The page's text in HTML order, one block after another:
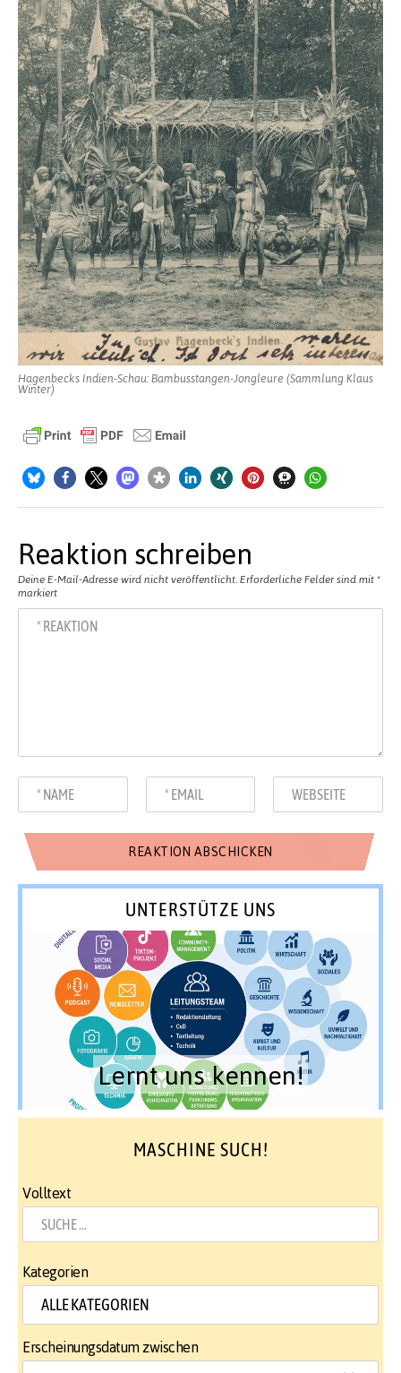
Hagenbecks Indien-Schau: Bambusstangen-Jongleure (Sammlung Klaus
Winter)
Reaktion schreiben
Deine E-Mail-Adresse wird nicht veröffentlicht. Erforderliche Felder sind mit *
markiert
UNTERSTÜTZE UNS
Lernt uns kennen!
MASCHINE SUCH!
Volltext
Kategorien
Erscheinungsdatum zwischen